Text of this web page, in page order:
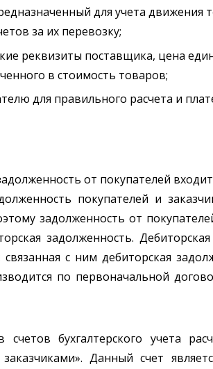
для учета движения
за их перевозку;
реквизиты поставщика, цена
в стоимость товаров;
для правильного расчета и
от покупателей
покупателей и
задолженность от
задолженность.
с ним дебиторская
по первоначальной
бухгалтерского учета
Данный счет